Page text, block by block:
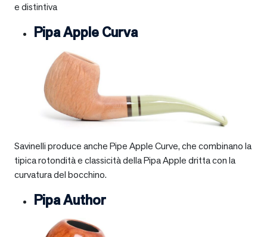
e distintiva
Pipa Apple Curva
Savinelli produce anche Pipe Apple Curve, che combinano la
tipica rotondità e classicità della Pipa Apple dritta con la
curvatura del bocchino.
Pipa Author